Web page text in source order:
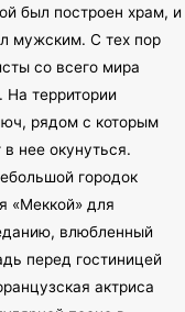
был построен храм, и
мужским. С тех пор
со всего мира
территории
рядом с которым
нее окунуться.
городок
«Меккой» для
влюбленный
перед гостиницей
актриса